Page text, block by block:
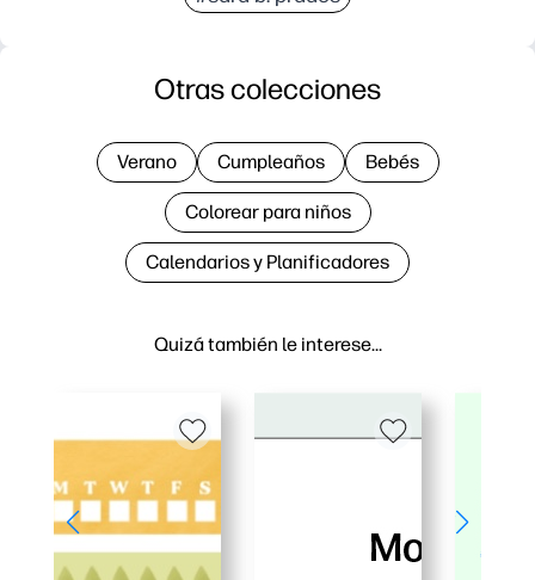
Quizá también le interese…
Otras colecciones
Verano Cumpleaños Bebés
Colorear para niños
Calendarios y Planificadores